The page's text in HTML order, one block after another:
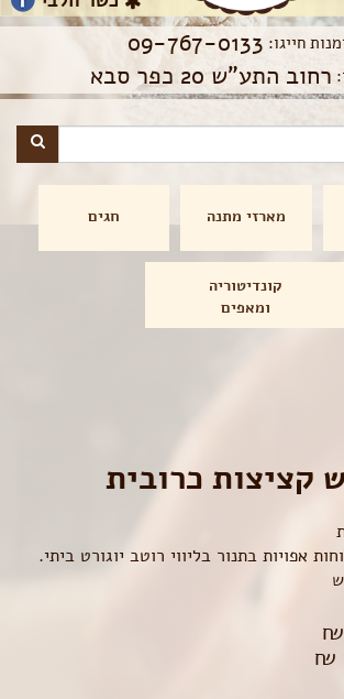
חייגו: 09-767-0133
רחוב התע"ש 20 כפר סבא
מארזי מתנה חגים
קונדיטוריה
ומאפים
קציצות כרובית
אפויות בתנור בליווי רוטב יוגורט ביתי.
₪
₪